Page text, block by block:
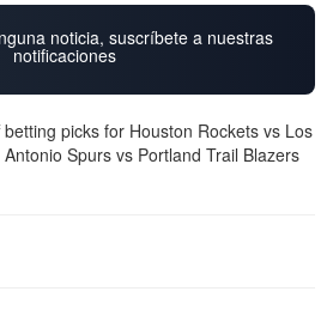
noticia, suscríbete a nuestras
notificaciones
picks for Houston Rockets vs Los
Spurs vs Portland Trail Blazers